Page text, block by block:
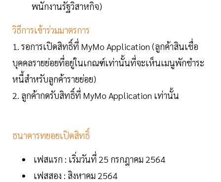
พนักงานรัฐวิสาหกิจ)
วิธีการเข้าร่วมมาตรการ
1. รอการเปิดสิทธิ์ที่ MyMo Application (ลูกค้าสินเชื่อ
บุคคลรายย่อยที่อยู่ในเกณฑ์เท่านั้นที่จะเห็นเมนูพักชำระ
หนี้สำหรับลูกค้ารายย่อย)
2. ลูกค้ากดรับสิทธิ์ที่ MyMo Application เท่านั้น
ธนาคารทยอยเปิดสิทธิ์
เฟสแรก : เริ่มวันที่ 25 กรกฎาคม 2564
เฟสสอง : สิงหาคม 2564